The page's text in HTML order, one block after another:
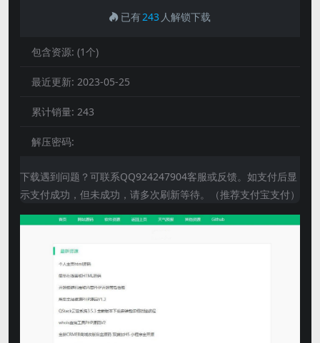
已有243 人解锁下载
包含资源: (1个)
最近更新: 2023-05-25
累计销量: 243
解压密码:
下载遇到问题？可联系QQ924247904客服或反馈。如支付后显
示支付成功，但未成功，请多次刷新等待。（推荐支付宝支付）